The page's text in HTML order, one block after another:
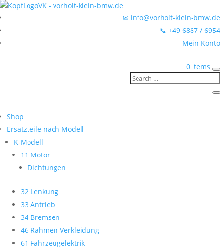
✉ info@vorholt-klein-bmw.de
📞 +49 6887 / 6954
Mein Konto
0 Items
Shop
Ersatzteile nach Modell
K-Modell
11 Motor
Dichtungen
32 Lenkung
33 Antrieb
34 Bremsen
46 Rahmen Verkleidung
61 Fahrzeugelektrik